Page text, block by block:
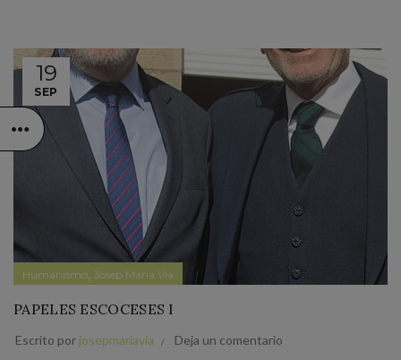
19
SEP
Humanismo, Josep Maria Via
PAPELES ESCOCESES I
Escrito por josepmariavia Deja un comentario